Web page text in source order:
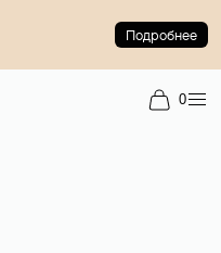
Подробнее
0